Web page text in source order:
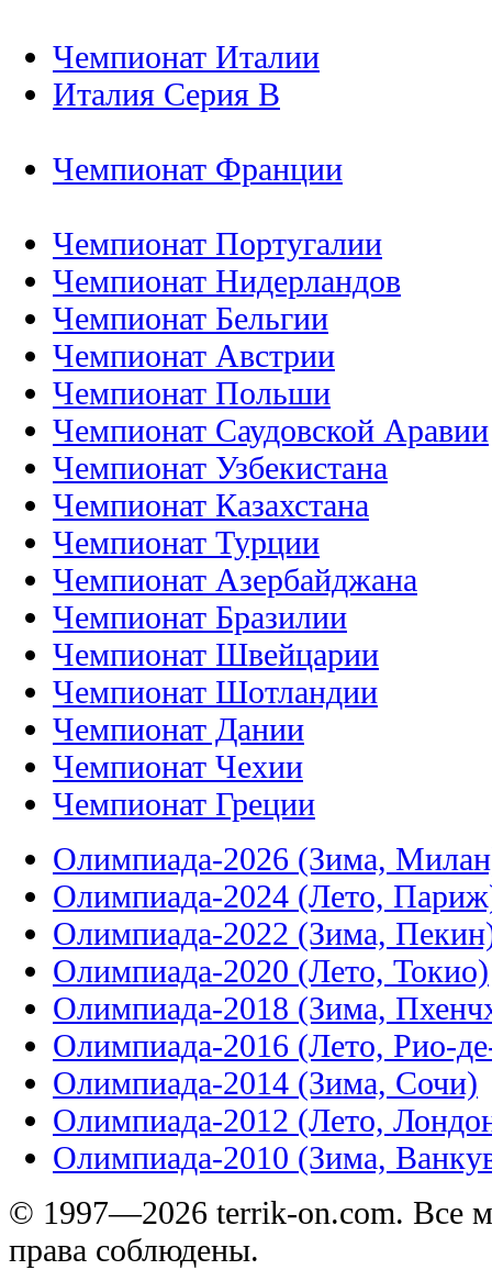
Чемпионат Италии
Италия Серия B
Чемпионат Франции
Чемпионат Португалии
Чемпионат Нидерландов
Чемпионат Бельгии
Чемпионат Австрии
Чемпионат Польши
Чемпионат Саудовской Аравии
Чемпионат Узбекистана
Чемпионат Казахстана
Чемпионат Турции
Чемпионат Азербайджана
Чемпионат Бразилии
Чемпионат Швейцарии
Чемпионат Шотландии
Чемпионат Дании
Чемпионат Чехии
Чемпионат Греции
Олимпиада-2026 (Зима,
Олимпиада-2024 (Лето,
Олимпиада-2022 (Зима,
Олимпиада-2020 (Лето, Токио)
Олимпиада-2018 (Зима,
Олимпиада-2016 (Лето, Рио-
Олимпиада-2014 (Зима, Сочи)
Олимпиада-2012 (Лето,
Олимпиада-2010 (Зима,
© 1997—2026 terrik-on.com. Все
права соблюдены.